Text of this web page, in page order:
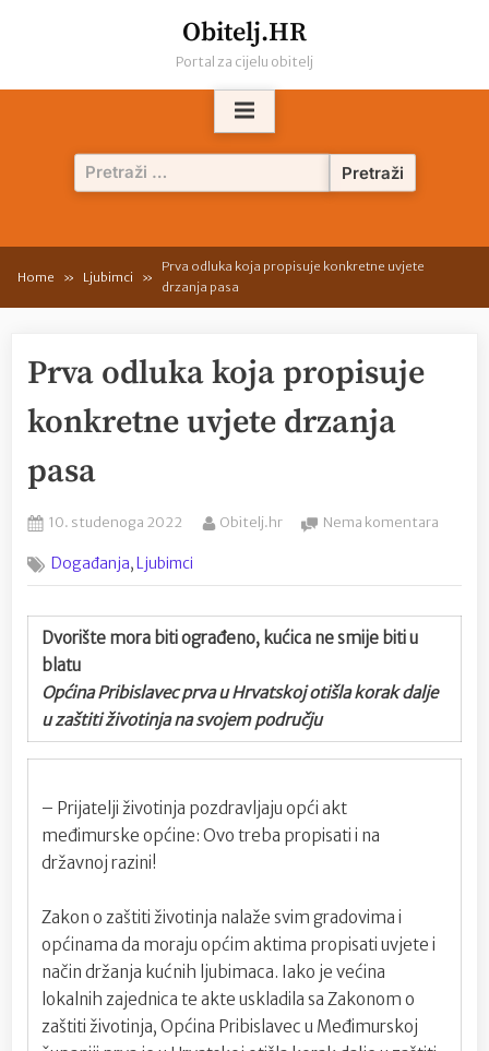
Obitelj.HR
Portal za cijelu obitelj
Pretraži:
Home Ljubimci
Prva odluka koja propisuje konkretne uvjete
drzanja pasa
Prva odluka koja propisuje
konkretne uvjete drzanja
pasa
Posted
10. studenoga 2022 By
Obitelj.hr Nema komentara
koja
Događanja,Ljubimci
Dvorište mora biti ograđeno, kućica ne smije biti u
blatu
Općina Pribislavec prva u Hrvatskoj otišla korak dalje
u zaštiti životinja na svojem području
– Prijatelji životinja pozdravljaju opći akt
međimurske općine: Ovo treba propisati i na
državnoj razini!
Zakon o zaštiti životinja nalaže svim gradovima i
općinama da moraju općim aktima propisati uvjete i
način držanja kućnih ljubimaca. Iako je većina
lokalnih zajednica te akte uskladila sa Zakonom o
zaštiti životinja, Općina Pribislavec u Međimurskoj